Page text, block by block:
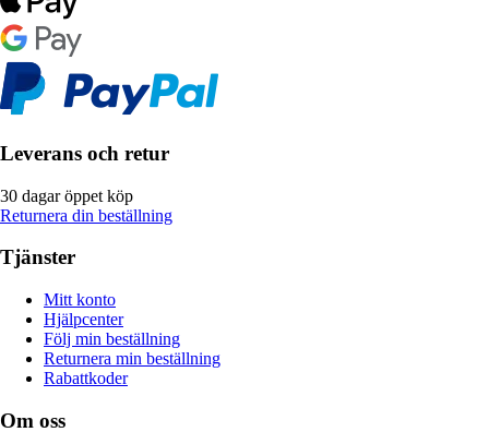
Leverans och retur
30 dagar öppet köp
Returnera din beställning
Tjänster
Mitt konto
Hjälpcenter
Följ min beställning
Returnera min beställning
Rabattkoder
Om oss